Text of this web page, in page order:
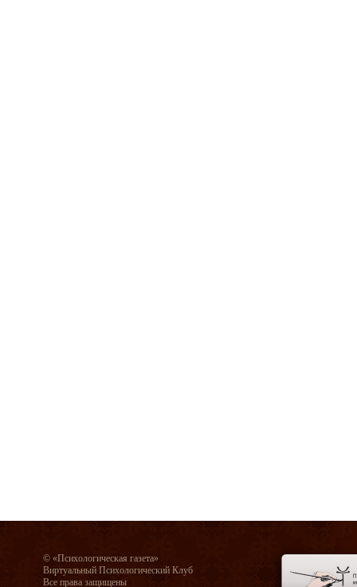
© «Психологическая газета»
Виртуальный Психологический Клуб
Все права защищены